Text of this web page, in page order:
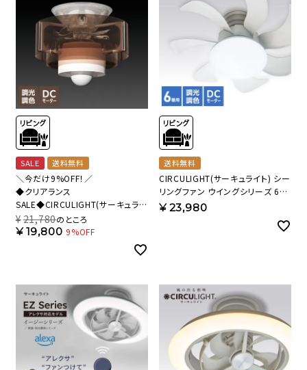
SALE 送料無料
＼今だけ9%OFF！／
◆クリアランス
SALE◆CIRCULIGHT(サーキュライ
ト) HELIX(ヘリックス) DCC-B25LE
【SH】
¥21,780のところ
¥19,800 9%OFF
送料無料
CIRCULIGHT(サーキュライト) シー
リングファン ウイングシリーズ 6畳
タイプ DCC-G06CM【SH】
¥23,980